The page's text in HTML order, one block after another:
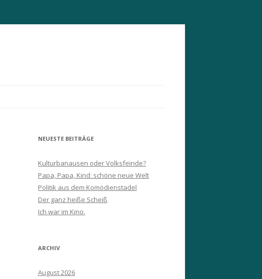
NEUESTE BEITRÄGE
Kulturbanausen oder Volksfeinde?
Papa, Papa, Kind: schöne neue Welt
Politik aus dem Komödienstadel
Der ganz heiße Scheiß
Ich war im Kino.
ARCHIV
August 2026